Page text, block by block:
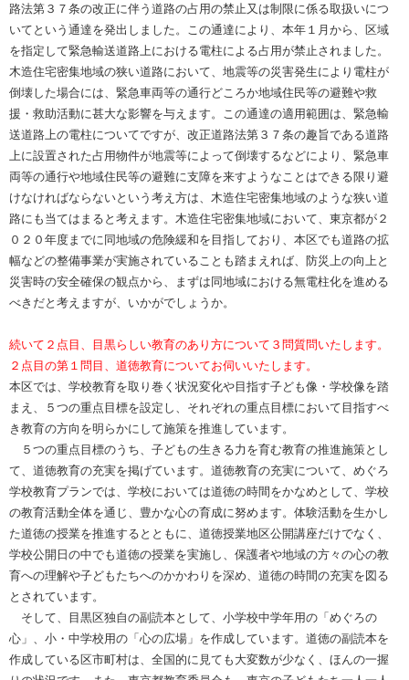
路法第３７条の改正に伴う道路の占用の禁止又は制限に係る取扱いにつ
いてという通達を発出しました。この通達により、本年１月から、区域
を指定して緊急輸送道路上における電柱による占用が禁止されました。
木造住宅密集地域の狭い道路において、地震等の災害発生により電柱が
倒壊した場合には、緊急車両等の通行どころか地域住民等の避難や救
援・救助活動に甚大な影響を与えます。この通達の適用範囲は、緊急輸
送道路上の電柱についてですが、改正道路法第３７条の趣旨である道路
上に設置された占用物件が地震等によって倒壊するなどにより、緊急車
両等の通行や地域住民等の避難に支障を来すようなことはできる限り避
けなければならないという考え方は、木造住宅密集地域のような狭い道
路にも当てはまると考えます。木造住宅密集地域において、東京都が２
０２０年度までに同地域の危険緩和を目指しており、本区でも道路の拡
幅などの整備事業が実施されていることも踏まえれば、防災上の向上と
災害時の安全確保の観点から、まずは同地域における無電柱化を進める
べきだと考えますが、いかがでしょうか。
続いて２点目、目黒らしい教育のあり方について３問質問いたします。
２点目の第１問目、道徳教育についてお伺いいたします。
本区では、学校教育を取り巻く状況変化や目指す子ども像・学校像を踏
まえ、５つの重点目標を設定し、それぞれの重点目標において目指すべ
き教育の方向を明らかにして施策を推進しています。
５つの重点目標のうち、子どもの生きる力を育む教育の推進施策とし
て、道徳教育の充実を掲げています。道徳教育の充実について、めぐろ
学校教育プランでは、学校においては道徳の時間をかなめとして、学校
の教育活動全体を通じ、豊かな心の育成に努めます。体験活動を生かし
た道徳の授業を推進するとともに、道徳授業地区公開講座だけでなく、
学校公開日の中でも道徳の授業を実施し、保護者や地域の方々の心の教
育への理解や子どもたちへのかかわりを深め、道徳の時間の充実を図る
とされています。
そして、目黒区独自の副読本として、小学校中学年用の「めぐろの
心」、小・中学校用の「心の広場」を作成しています。道徳の副読本を
作成している区市町村は、全国的に見ても大変数が少なく、ほんの一握